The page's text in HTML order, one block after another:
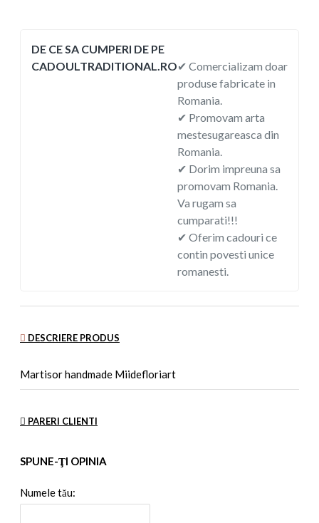
DE CE SA CUMPERI DE PE
CADOULTRADITIONAL.RO✔ Comercializam doar
produse fabricate in
Romania.
✔ Promovam arta
mestesugareasca din
Romania.
✔ Dorim impreuna sa
promovam Romania.
Va rugam sa
cumparati!!!
✔ Oferim cadouri ce
contin povesti unice
romanesti.
DESCRIERE PRODUS
Martisor handmade Miidefloriart
PARERI CLIENTI
SPUNE-ŢI OPINIA
Numele tău: